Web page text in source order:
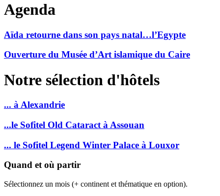
Agenda
Aïda retourne dans son pays natal…l’Egypte
Ouverture du Musée dʼArt islamique du Caire
Notre sélection d'hôtels
... à Alexandrie
...le Sofitel Old Cataract à Assouan
... le Sofitel Legend Winter Palace à Louxor
Quand et où partir
Sélectionnez un mois (+ continent et thématique en option).